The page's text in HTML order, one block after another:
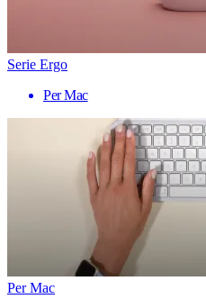
Serie Ergo
Per Mac
Per Mac